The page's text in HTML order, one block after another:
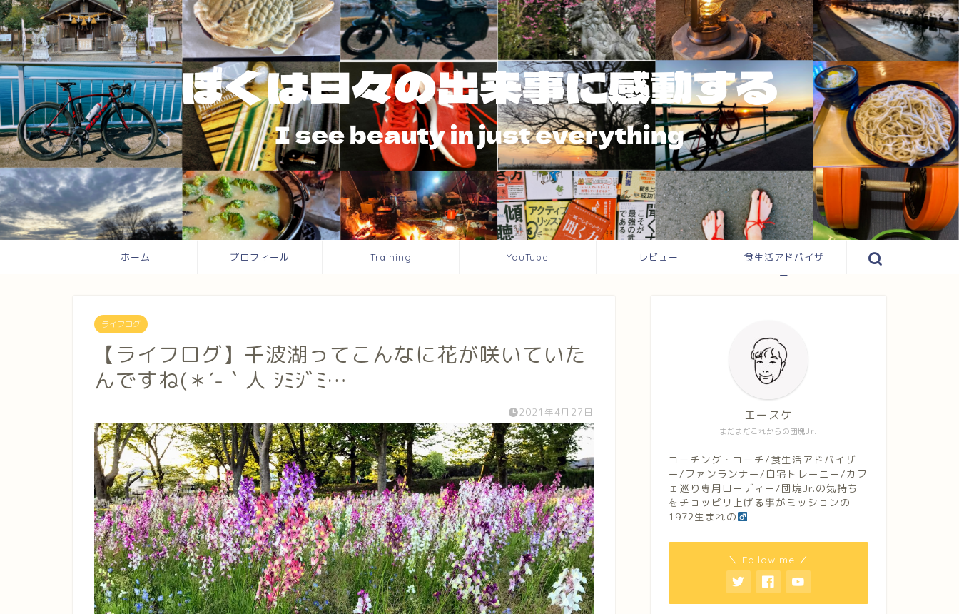
ホーム プロフィール Training YouTube レビュー
食生活アドバイザ
ー
ライフログ
【ライフログ】千波湖ってこんなに花が咲いていた
んですね(＊´-｀人 ｼﾐｼﾞﾐ…
2021年4月27日
まだまだこれからの団塊Jr.
エースケ
コーチング・コーチ/食生活アドバイザ
ー/ファンランナー/自宅トレーニー/カフ
ェ巡り専用ローディー/団塊Jr.の気持ち
をチョッピリ上げる事がミッションの
1972生まれの
＼ Follow me ／